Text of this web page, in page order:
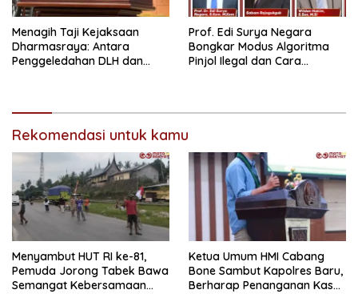
Menagih Taji Kejaksaan
Dharmasraya: Antara
Penggeledahan DLH dan
Prof. Edi Surya Negara
Bongkar Modus Algoritma
Pinjol Ilegal dan Cara
Rekomendasi untuk kamu
Menyambut HUT RI ke-81,
Pemuda Jorong Tabek Bawa
Semangat Kebersamaan
Ketua Umum HMI Cabang
Bone Sambut Kapolres Baru,
Berharap Penanganan Kasus